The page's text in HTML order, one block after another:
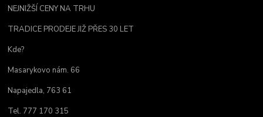
NEJNIŽŠÍ CENY NA TRHU
TRADICE PRODEJE JIŽ PŘES 30 LET
Kde?
Masarykovo nám. 66
Napajedla, 763 61
Tel. 777 170 315